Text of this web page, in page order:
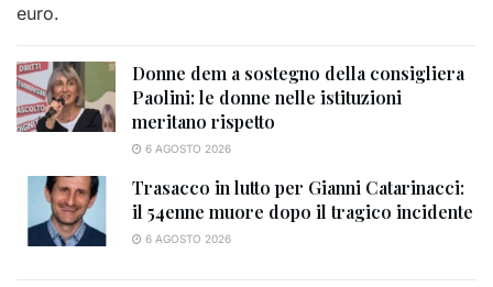
euro.
Donne dem a sostegno della consigliera
Paolini: le donne nelle istituzioni
meritano rispetto
6 AGOSTO 2026
Trasacco in lutto per Gianni Catarinacci:
il 54enne muore dopo il tragico incidente
6 AGOSTO 2026